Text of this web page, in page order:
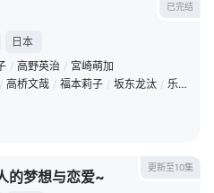
已完结
日本
/ 高野英治 / 宮崎萌加
/ 高桥文哉 / 福本莉子 / 坂东龙汰 / 乐驱
更新至10集
的梦想与恋爱~